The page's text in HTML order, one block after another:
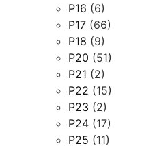
P16 (6)
P17 (66)
P18 (9)
P20 (51)
P21 (2)
P22 (15)
P23 (2)
P24 (17)
P25 (11)